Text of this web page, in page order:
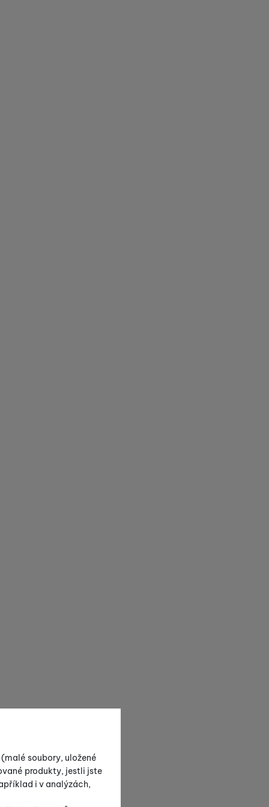
soubory, uložené
produkty, jestli jste
i v analýzách,